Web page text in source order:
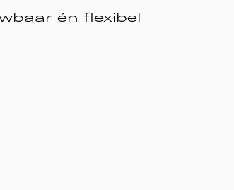
én flexibel